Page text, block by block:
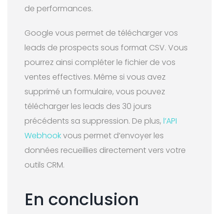
de performances.
Google vous permet de télécharger vos
leads de prospects sous format CSV. Vous
pourrez ainsi compléter le fichier de vos
ventes effectives. Même si vous avez
supprimé un formulaire, vous pouvez
télécharger les leads des 30 jours
précédents sa suppression. De plus, l’API
Webhookvous permet d’envoyer les
données recueillies directement vers votre
outils CRM.
En conclusion